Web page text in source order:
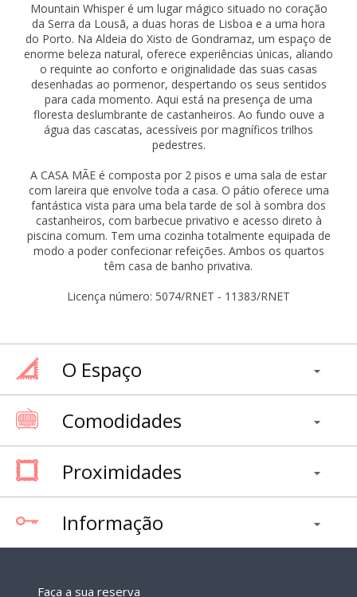
Mountain Whisper é um lugar mágico situado no coração
da Serra da Lousã, a duas horas de Lisboa e a uma hora
do Porto. Na Aldeia do Xisto de Gondramaz, um espaço de
enorme beleza natural, oferece experiências únicas, aliando
o requinte ao conforto e originalidade das suas casas
desenhadas ao pormenor, despertando os seus sentidos
para cada momento. Aqui está na presença de uma
floresta deslumbrante de castanheiros. Ao fundo ouve a
água das cascatas, acessíveis por magníficos trilhos
pedestres.
A CASA MÃE é composta por 2 pisos e uma sala de estar
com lareira que envolve toda a casa. O pátio oferece uma
fantástica vista para uma bela tarde de sol à sombra dos
castanheiros, com barbecue privativo e acesso direto à
piscina comum. Tem uma cozinha totalmente equipada de
modo a poder confecionar refeições. Ambos os quartos
têm casa de banho privativa.
Licença número: 5074/RNET - 11383/RNET
O Espaço
Comodidades
Proximidades
Informação
Faça a sua reserva